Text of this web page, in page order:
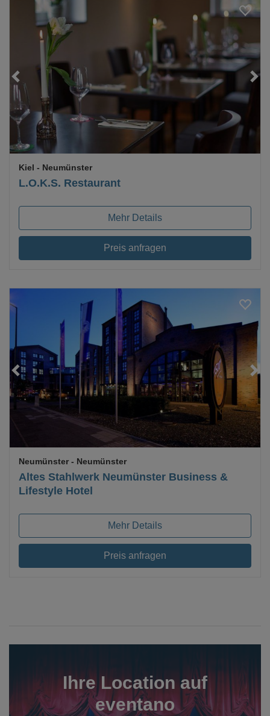
Loading...
L.O.K.S. Restaurant
Kiel - Neumünster
Mehr Details
Preis anfragen
Loading...
Altes Stahlwerk Neumünster Business &
Lifestyle Hotel
Neumünster - Neumünster
Mehr Details
Preis anfragen
Ihre Location auf
eventano